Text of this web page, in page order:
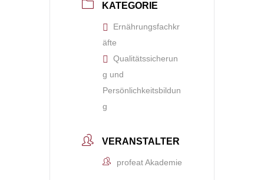
KATEGORIE
Ernährungsfachkr
äfte
Qualitätssicherun
g und
Persönlichkeitsbildun
g
VERANSTALTER
profeat Akademie